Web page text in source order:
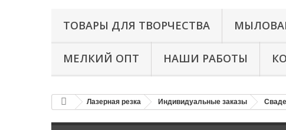
ТОВАРЫ ДЛЯ ТВОРЧЕСТВА
МЕЛКИЙ ОПТ НАШИ РАБОТЫ
Лазерная резка Индивидуальные заказы